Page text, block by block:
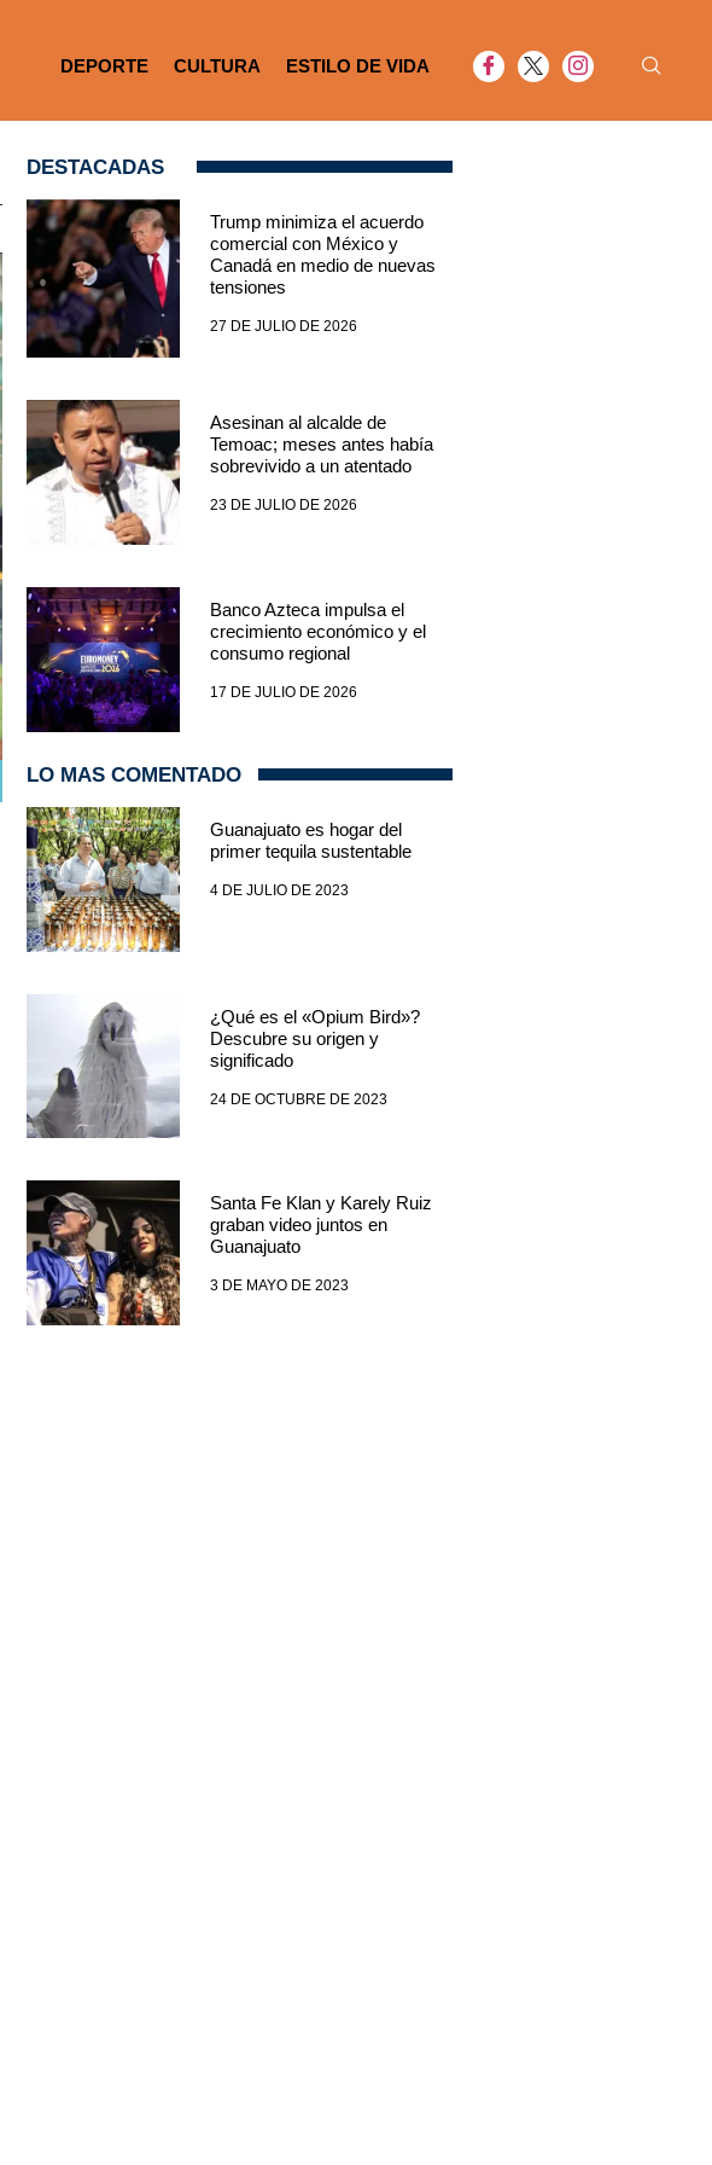
DEPORTE CULTURA ESTILO DE VIDA
DESTACADAS
Trump minimiza el acuerdo
comercial con México y
Canadá en medio de nuevas
tensiones
27 DE JULIO DE 2026
Asesinan al alcalde de
Temoac; meses antes había
sobrevivido a un atentado
23 DE JULIO DE 2026
Banco Azteca impulsa el
crecimiento económico y el
consumo regional
17 DE JULIO DE 2026
LO MAS COMENTADO
Guanajuato es hogar del
primer tequila sustentable
4 DE JULIO DE 2023
¿Qué es el «Opium Bird»?
Descubre su origen y
significado
24 DE OCTUBRE DE 2023
Santa Fe Klan y Karely Ruiz
graban video juntos en
Guanajuato
3 DE MAYO DE 2023